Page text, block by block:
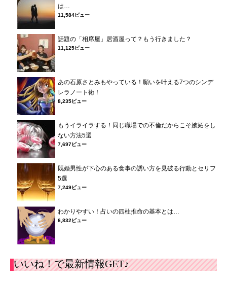
は…
11,584ビュー
話題の「相席屋」居酒屋って？もう行きました？
11,125ビュー
あの石原さとみもやっている！願いを叶える7つのシンデ
レラノート術！
8,235ビュー
もうイライラする！同じ職場での不倫だからこそ嫉妬をし
ない方法5選
7,697ビュー
既婚男性が下心のある食事の誘い方を見破る行動とセリフ
5選
7,249ビュー
わかりやすい！占いの四柱推命の基本とは…
6,832ビュー
いいね！で最新情報GET♪